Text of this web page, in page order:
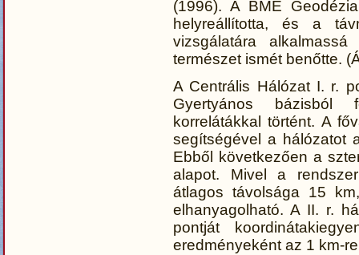
(1996). A BME
helyreállította, és a
vizsgálatára
természet ismét benőtte.
A Centrális Hálózat I. r.
Gyertyános bázisból
korrelátákkal történt. A
segítségével a hálózatot
Ebből következően a
alapot. Mivel a
átlagos távolsága 15
elhanyagolható. A II. r.
pontját
eredményeként az 1 km-